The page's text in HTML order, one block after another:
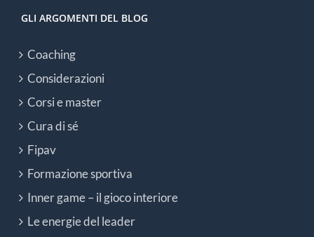
GLI ARGOMENTI DEL BLOG
Coaching
Considerazioni
Corsi e master
Cura di sé
Fipav
Formazione sportiva
Inner game – il gioco interiore
Le energie del leader